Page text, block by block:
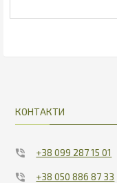
КОНТАКТИ
+38 099 287 15 01
+38 050 886 87 33